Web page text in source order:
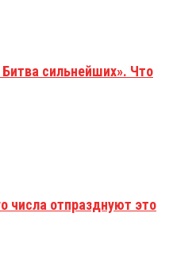
сильнейших». Что
числа отпразднуют это